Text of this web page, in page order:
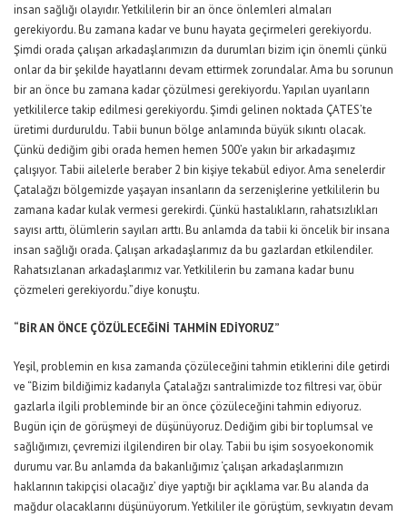
insan sağlığı olayıdır. Yetkililerin bir an önce önlemleri almaları
gerekiyordu. Bu zamana kadar ve bunu hayata geçirmeleri gerekiyordu.
Şimdi orada çalışan arkadaşlarımızın da durumları bizim için önemli çünkü
onlar da bir şekilde hayatlarını devam ettirmek zorundalar. Ama bu sorunun
bir an önce bu zamana kadar çözülmesi gerekiyordu. Yapılan uyarıların
yetkililerce takip edilmesi gerekiyordu. Şimdi gelinen noktada ÇATES’te
üretimi durduruldu. Tabii bunun bölge anlamında büyük sıkıntı olacak.
Çünkü dediğim gibi orada hemen hemen 500’e yakın bir arkadaşımız
çalışıyor. Tabii ailelerle beraber 2 bin kişiye tekabül ediyor. Ama senelerdir
Çatalağzı bölgemizde yaşayan insanların da serzenişlerine yetkililerin bu
zamana kadar kulak vermesi gerekirdi. Çünkü hastalıkların, rahatsızlıkları
sayısı arttı, ölümlerin sayıları arttı. Bu anlamda da tabii ki öncelik bir insana
insan sağlığı orada. Çalışan arkadaşlarımız da bu gazlardan etkilendiler.
Rahatsızlanan arkadaşlarımız var. Yetkililerin bu zamana kadar bunu
çözmeleri gerekiyordu.”diye konuştu.
“BİR AN ÖNCE ÇÖZÜLECEĞİNİ TAHMİN EDİYORUZ”
Yeşil, problemin en kısa zamanda çözüleceğini tahmin etiklerini dile getirdi
ve “Bizim bildiğimiz kadarıyla Çatalağzı santralimizde toz filtresi var, öbür
gazlarla ilgili probleminde bir an önce çözüleceğini tahmin ediyoruz.
Bugün için de görüşmeyi de düşünüyoruz. Dediğim gibi bir toplumsal ve
sağlığımızı, çevremizi ilgilendiren bir olay. Tabii bu işim sosyoekonomik
durumu var. Bu anlamda da bakanlığımız ‘çalışan arkadaşlarımızın
haklarının takipçisi olacağız’ diye yaptığı bir açıklama var. Bu alanda da
mağdur olacaklarını düşünüyorum. Yetkililer ile görüştüm, sevkıyatın devam